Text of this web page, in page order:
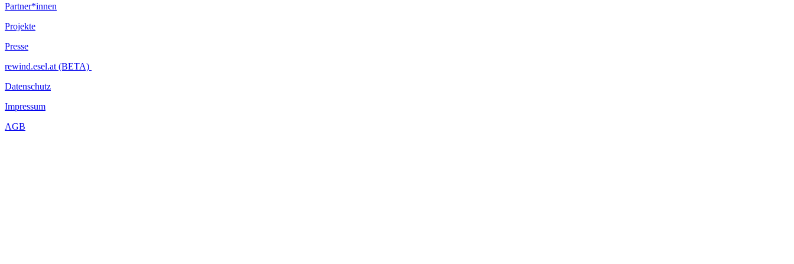
Partner*innen
Projekte
Presse
rewind.esel.at (BETA)
Datenschutz
Impressum
AGB